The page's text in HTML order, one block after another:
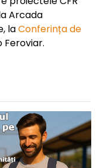
Arcada
laConferința de
Feroviar.